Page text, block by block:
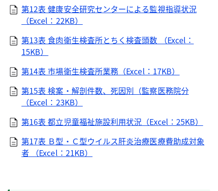
第12表 健康安全研究センターによる監視指導状況
（Excel：22KB）
第13表 食肉衛生検査所とちく検査頭数 （Excel：
15KB）
第14表 市場衛生検査所業務（Excel：17KB）
第15表 検案・解剖件数、死因別（監察医務院分
（Excel：23KB）
第16表 都立児童福祉施設利用状況（Excel：25KB）
第17表 Ｂ型・Ｃ型ウイルス肝炎治療医療費助成対象
者 （Excel：21KB）